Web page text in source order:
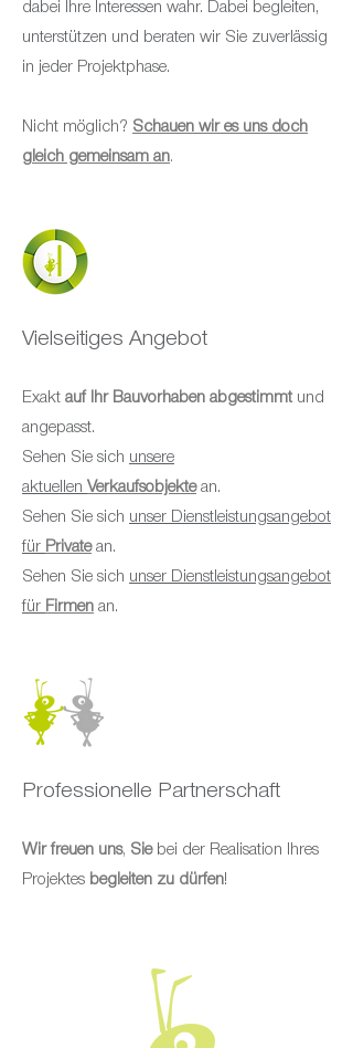
dabei Ihre Interessen wahr. Dabei begleiten,
unterstützen und beraten wir Sie zuverlässig
in jeder Projektphase.
Nicht möglich? Schauen wir es uns doch
gleich gemeinsam an.
Vielseitiges Angebot
Exakt auf Ihr Bauvorhaben abgestimmt und
angepasst.
Sehen Sie sich unsere
aktuellen Verkaufsobjekte an.
Sehen Sie sich unser Dienstleistungsangebot
für Private an.
Sehen Sie sich unser Dienstleistungsangebot
für Firmen an.
Professionelle Partnerschaft
Wir freuen uns, Sie bei der Realisation Ihres
Projektes begleiten zu dürfen!